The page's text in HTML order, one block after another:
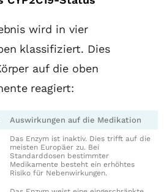
wird in vier
klassifiziert. Dies
auf die oben
reagiert:
Auswirkungen auf die Medikation
Das Enzym ist inaktiv. Dies trifft auf die
meisten Europäer zu. Bei
Standarddosen bestimmter
Medikamente besteht ein erhöhtes
Risiko für Nebenwirkungen.